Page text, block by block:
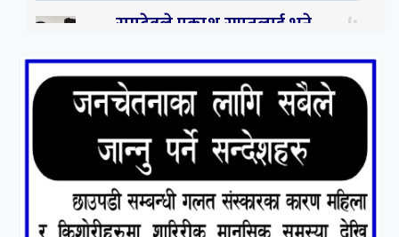
रामदेवले प्रकाश सपुतलाई भने
पनि ठूलो स्टार
५
संघियता खारेज हुनसक्छ,
झलनाथ खनाल
कृष्ण जन्माष्टमिको दिन जयगढमा
बृहत देउडा खेल हुँने
७